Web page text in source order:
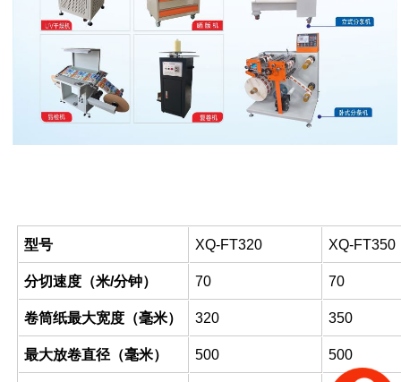
型号 XQ-FT320 XQ-FT350
分切速度（米/分钟） 70 70
卷筒纸最大宽度（毫米） 320 350
最大放卷直径（毫米） 500 500